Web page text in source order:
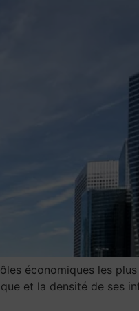
économiques les
et la densité de ses